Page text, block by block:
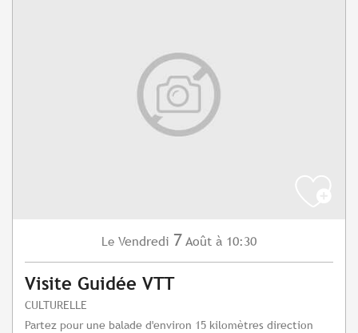
Le Vendredi 7 Août à 10:30
Visite Guidée VTT
CULTURELLE
Partez pour une balade d'environ 15 kilomètres direction